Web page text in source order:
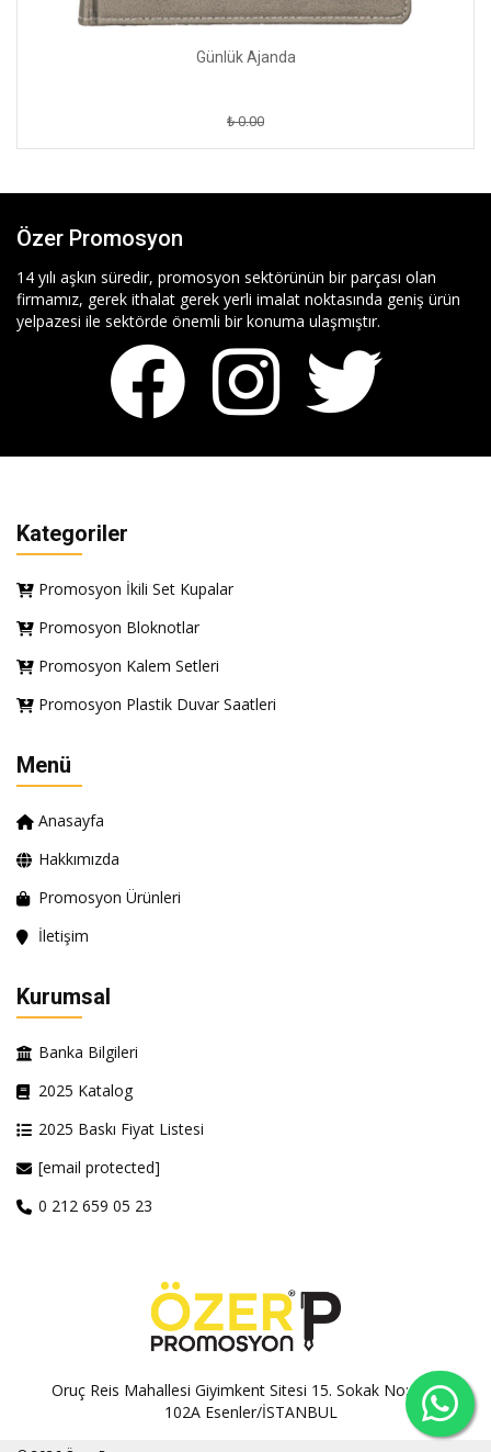
Günlük Ajanda
₺ 0.00
Özer Promosyon
14 yılı aşkın süredir, promosyon sektörünün bir parçası olan
firmamız, gerek ithalat gerek yerli imalat noktasında geniş ürün
yelpazesi ile sektörde önemli bir konuma ulaşmıştır.
Kategoriler
Promosyon İkili Set Kupalar
Promosyon Bloknotlar
Promosyon Kalem Setleri
Promosyon Plastik Duvar Saatleri
Menü
Anasayfa
Hakkımızda
Promosyon Ürünleri
İletişim
Kurumsal
Banka Bilgileri
2025 Katalog
2025 Baskı Fiyat Listesi
[email protected]
0 212 659 05 23
Oruç Reis Mahallesi Giyimkent Sitesi 15. Sokak No:100A-
102A Esenler/İSTANBUL